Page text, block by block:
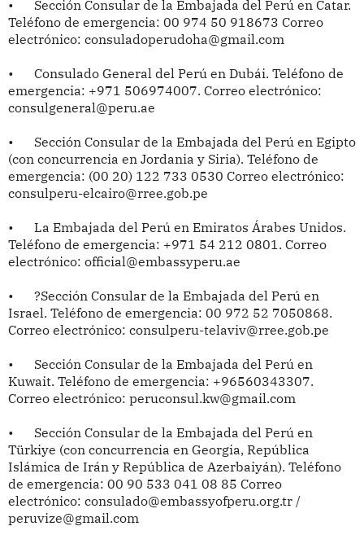
•
Sección Consular de la Embajada del Perú en Catar.
Teléfono de emergencia: 00 974 50 918673 Correo
electrónico: consuladoperudoha@gmail.com
•
Consulado General del Perú en Dubái. Teléfono de
emergencia: +971 506974007. Correo electrónico:
consulgeneral@peru.ae
•
Sección Consular de la Embajada del Perú en Egipto
(con concurrencia en Jordania y Siria). Teléfono de
emergencia: (00 20) 122 733 0530 Correo electrónico:
consulperu-elcairo@rree.gob.pe
•
La Embajada del Perú en Emiratos Árabes Unidos.
Teléfono de emergencia: +971 54 212 0801. Correo
electrónico: official@embassyperu.ae
•
?Sección Consular de la Embajada del Perú en
Israel. Teléfono de emergencia: 00 972 52 7050868.
Correo electrónico: consulperu-telaviv@rree.gob.pe
•
Sección Consular de la Embajada del Perú en
Kuwait. Teléfono de emergencia: +96560343307.
Correo electrónico: peruconsul.kw@gmail.com
•
Sección Consular de la Embajada del Perú en
Türkiye (con concurrencia en Georgia, República
Islámica de Irán y República de Azerbaiyán). Teléfono
de emergencia: 00 90 533 041 08 85 Correo
electrónico: consulado@embassyofperu.org.tr /
peruvize@gmail.com